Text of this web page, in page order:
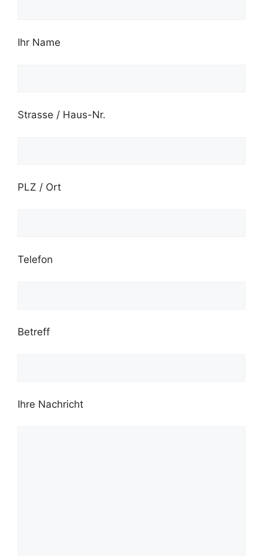
Ihr Name
Strasse / Haus-Nr.
PLZ / Ort
Telefon
Betreff
Ihre Nachricht